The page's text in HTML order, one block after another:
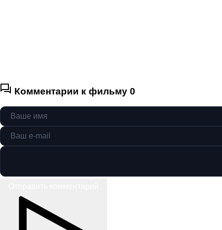
Комментарии к фильму 0